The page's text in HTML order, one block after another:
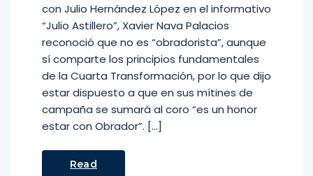
con Julio Hernández López en el informativo
“Julio Astillero”, Xavier Nava Palacios
reconoció que no es “obradorista”, aunque
sí comparte los principios fundamentales
de la Cuarta Transformación, por lo que dijo
estar dispuesto a que en sus mítines de
campaña se sumará al coro “es un honor
estar con Obrador”. […]
Read